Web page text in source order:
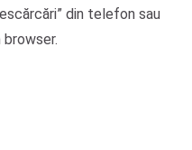
din telefon sau